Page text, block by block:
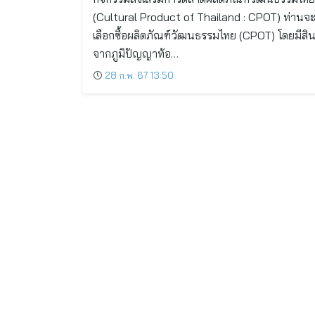
(Cultural Product of Thailand : CPOT) ท่านจ
เลือกซื้อผลิตภัณฑ์วัฒนธรรมไทย (CPOT) โดยมีสิ
จากภูมิปัญญาท้อ…
28 ก.พ. 67 13:50